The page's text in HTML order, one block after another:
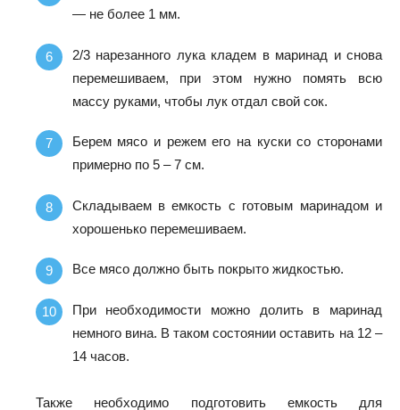
— не более 1 мм.
2/3 нарезанного лука кладем в маринад и снова
перемешиваем, при этом нужно помять всю
массу руками, чтобы лук отдал свой сок.
Берем мясо и режем его на куски со сторонами
примерно по 5 – 7 см.
Складываем в емкость с готовым маринадом и
хорошенько перемешиваем.
Все мясо должно быть покрыто жидкостью.
При необходимости можно долить в маринад
немного вина. В таком состоянии оставить на 12 –
14 часов.
Также необходимо подготовить емкость для